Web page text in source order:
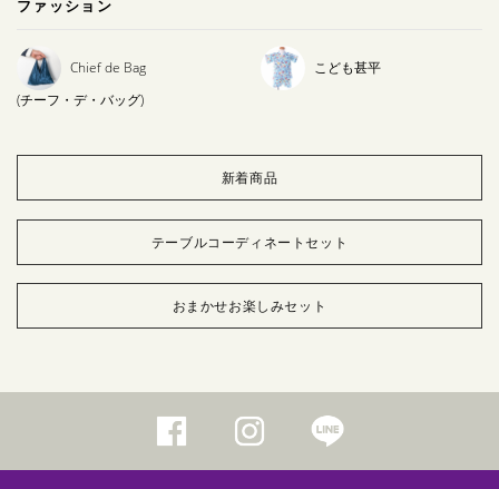
ファッション
Chief de Bag
(チーフ・デ・バッグ)
こども甚平
新着商品
テーブルコーディネートセット
おまかせお楽しみセット